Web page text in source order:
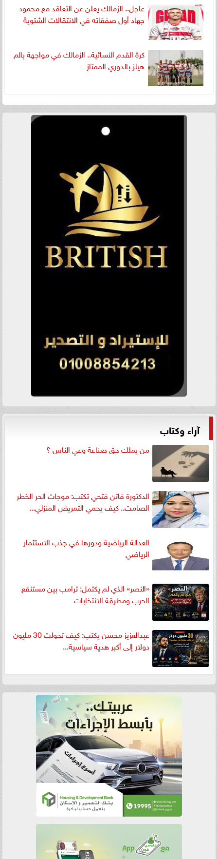
عاجل.. الزمالك يعلن عن التعاقد مع محمود
جهاد أول صفقاته في الانتقالات الشتوية
كرة القدم النسائية.. الزمالك في مواجهة بالم
هيلز بالدوري الممتاز
آراء وكتاب
من يملك حق صناعة وعي الناس ؟
الدكتورة فاتن فتحي تكتب: موجات الحر الخطر
الصامت.. كيف يحمي التمريض المنزلي...
العدالة الرياضية ودورها في جذب الاستثمار
الرياضي
«النصر» الذي لم يكتمل: ترامب بين مستنقع
الحرب ومطرقة الانتخابات
عبدالعزيز محسن يكتب: كيف تحولت 30 مليون
دولار إلى أكبر هدية سياسية...